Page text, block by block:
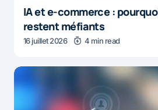
IA et e-commerce :
restent méfiants
16 juillet 2026 4 min read